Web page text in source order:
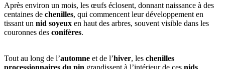
Après environ un mois, les œufs éclosent, donnant naissance à des
centaines de chenilles, qui commencent leur développement en
tissant un nid soyeux en haut des arbres, souvent visible dans les
couronnes des conifères.
Tout au long de l’automne et de l’hiver, les chenilles
processionnaires du pin grandissent à l’intérieur de ces nids,